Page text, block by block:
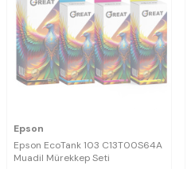
Epson
Epson EcoTank 103 C13T00S64A
Muadil Mürekkep Seti